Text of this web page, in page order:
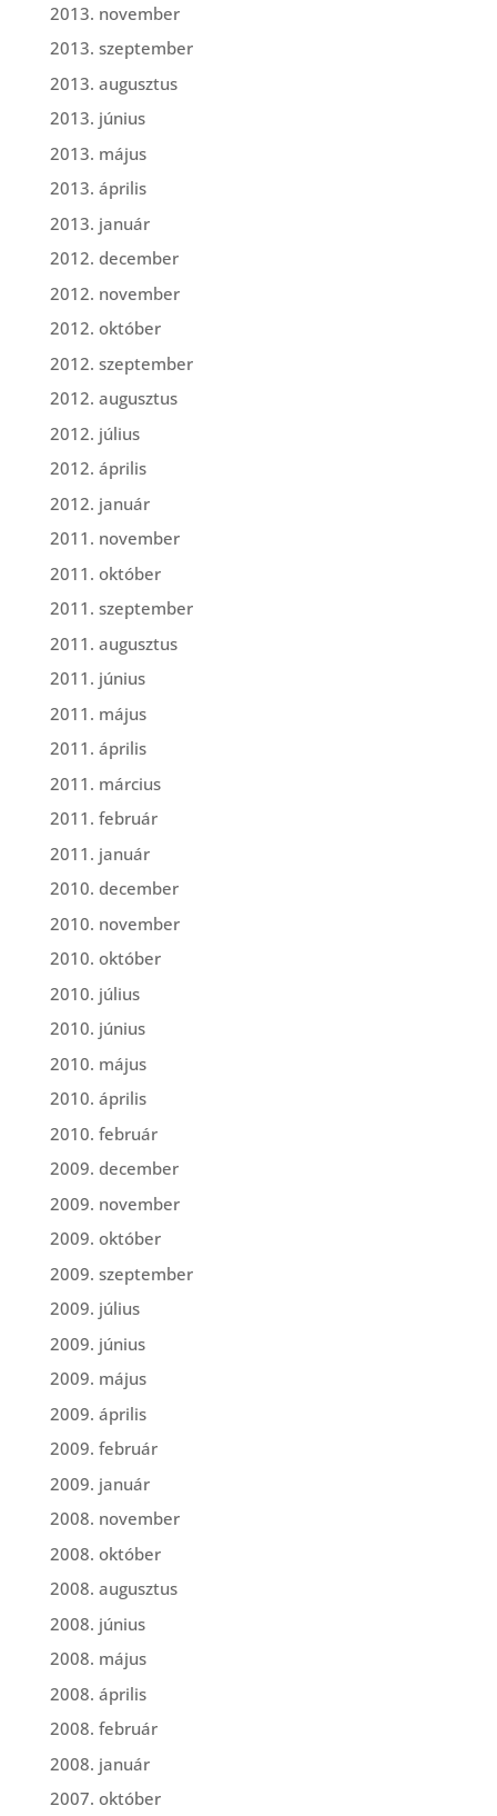
2013. november
2013. szeptember
2013. augusztus
2013. június
2013. május
2013. április
2013. január
2012. december
2012. november
2012. október
2012. szeptember
2012. augusztus
2012. július
2012. április
2012. január
2011. november
2011. október
2011. szeptember
2011. augusztus
2011. június
2011. május
2011. április
2011. március
2011. február
2011. január
2010. december
2010. november
2010. október
2010. július
2010. június
2010. május
2010. április
2010. február
2009. december
2009. november
2009. október
2009. szeptember
2009. július
2009. június
2009. május
2009. április
2009. február
2009. január
2008. november
2008. október
2008. augusztus
2008. június
2008. május
2008. április
2008. február
2008. január
2007. október